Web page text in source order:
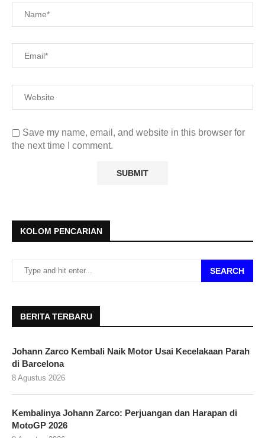
Save my name, email, and website in this browser for
the next time I comment.
KOLOM PENCARIAN
SEARCH
BERITA TERBARU
Johann Zarco Kembali Naik Motor Usai Kecelakaan Parah
di Barcelona
8 Agustus 2026
Kembalinya Johann Zarco: Perjuangan dan Harapan di
MotoGP 2026